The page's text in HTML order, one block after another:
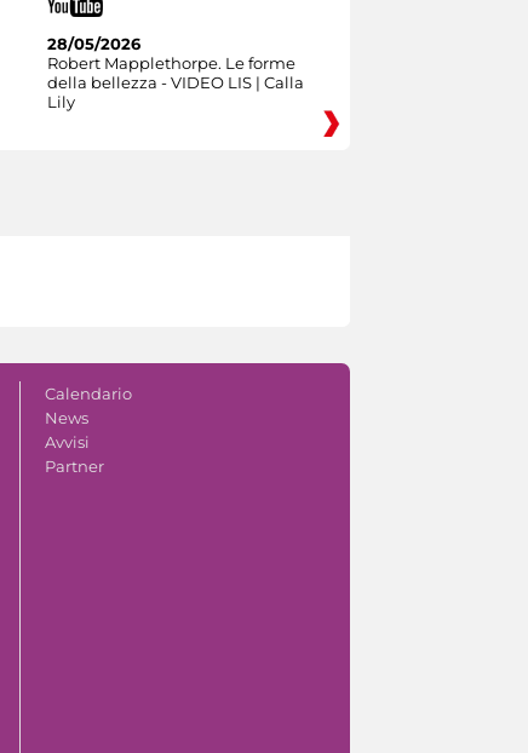
28/05/2026
Robert Mapplethorpe. Le forme
della bellezza - VIDEO LIS | Calla
Lily
Calendario
News
Avvisi
Partner